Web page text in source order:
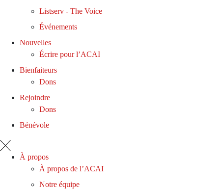
Listserv - The Voice
Événements
Nouvelles
Écrire pour l’ACAI
Bienfaiteurs
Dons
Rejoindre
Dons
Bénévole
À propos
À propos de l’ACAI
Notre équipe